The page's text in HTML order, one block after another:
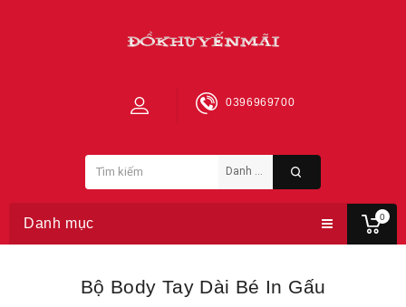
0
0396969700
Danh mục
Bộ Body Tay Dài Bé In Gấu